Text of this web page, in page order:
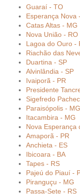
Guaraí - TO
Esperança Nova
Catas Altas - MG
Nova União - RO
Lagoa do Ouro -
Riachão das
Duartina - SP
Alvinlândia - SP
Ivaiporã - PR
Presidente
Sigefredo
Paraisópolis - MG
Itacambira - MG
Nova Esperança
Amaporã - PR
Anchieta - ES
Ibicoara - BA
Tapes - RS
Pajeú do Piauí -
Piranguçu - MG
Passa-Sete - RS